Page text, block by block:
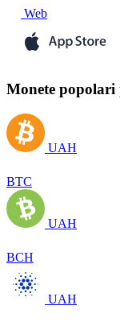
Web
Monete
UAH
BTC
UAH
BCH
UAH